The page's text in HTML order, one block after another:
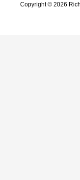
Copyright © 2026